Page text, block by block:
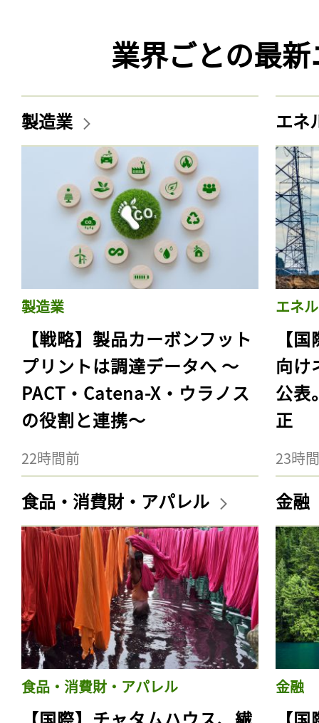
業界ごとの最
製造業
製造業
【戦略】製品カーボンフット
プリントは調達データへ 〜
PACT・Catena-X・ウラノス
の役割と連携〜
22時間前
エネ
エネ
【
向け
公表
正
23時
食品・消費財・アパレル
食品・消費財・アパレル
金融
金融